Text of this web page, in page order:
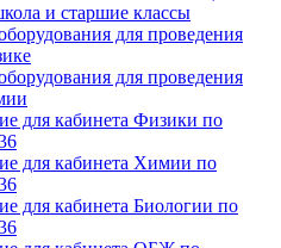
и старшие классы
для проведения
для проведения
для кабинета Физики по
для кабинета Химии по
для кабинета Биологии по